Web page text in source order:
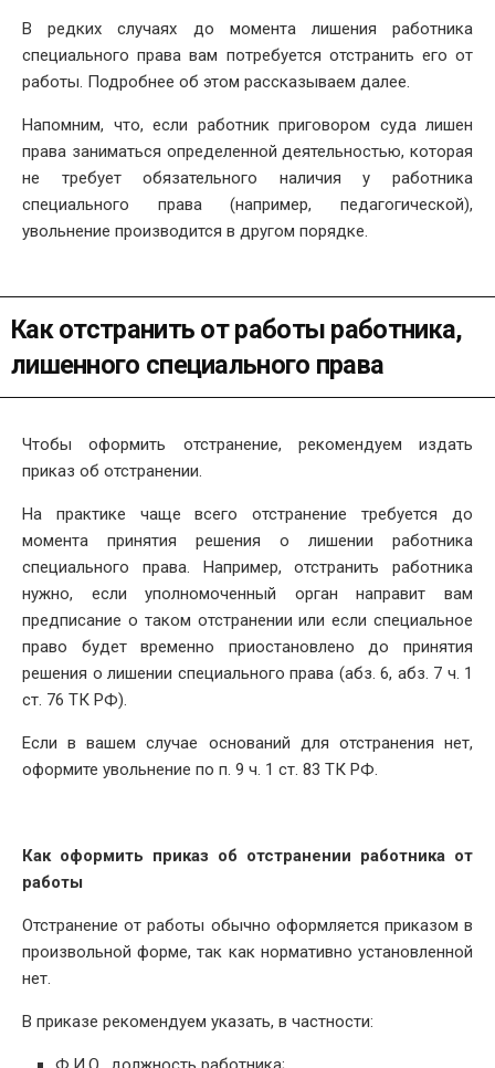
В редких случаях до момента лишения работника
специального права вам потребуется отстранить его от
работы. Подробнее об этом рассказываем далее.
Напомним, что, если работник приговором суда лишен
права заниматься определенной деятельностью, которая
не требует обязательного наличия у работника
специального права (например, педагогической),
увольнение производится в другом порядке.
Как отстранить от работы работника,
лишенного специального права
Чтобы оформить отстранение, рекомендуем издать
приказ об отстранении.
На практике чаще всего отстранение требуется до
момента принятия решения о лишении работника
специального права. Например, отстранить работника
нужно, если уполномоченный орган направит вам
предписание о таком отстранении или если специальное
право будет временно приостановлено до принятия
решения о лишении специального права (абз. 6, абз. 7 ч. 1
ст. 76 ТК РФ).
Если в вашем случае оснований для отстранения нет,
оформите увольнение по п. 9 ч. 1 ст. 83 ТК РФ.
Как оформить приказ об отстранении работника от
работы
Отстранение от работы обычно оформляется приказом в
произвольной форме, так как нормативно установленной
нет.
В приказе рекомендуем указать, в частности: